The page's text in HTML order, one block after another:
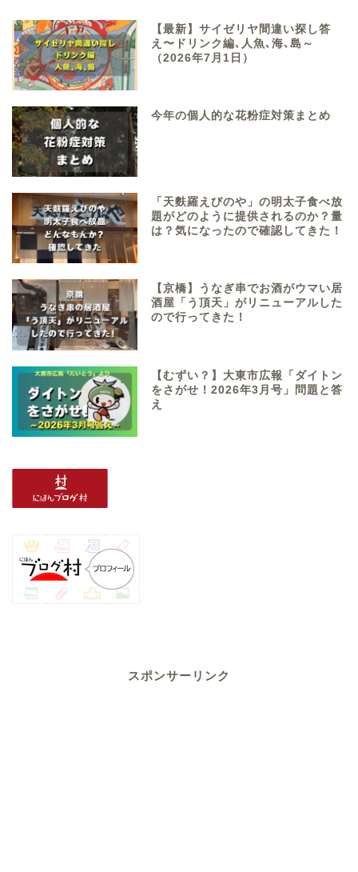
【最新】サイゼリヤ間違い探し答
え〜ドリンク編､人魚､海､島～
（2026年7月1日）
今年の個人的な花粉症対策まとめ
「天麩羅えびのや」の明太子食べ放
題がどのように提供されるのか？量
は？気になったので確認してきた！
【京橋】うなぎ串でお酒がウマい居
酒屋「う頂天」がリニューアルした
ので行ってきた！
【むずい？】大東市広報「ダイトン
をさがせ！2026年3月号」問題と答
え
スポンサーリンク